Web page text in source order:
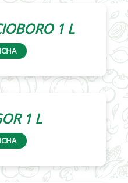
1 L
1 L